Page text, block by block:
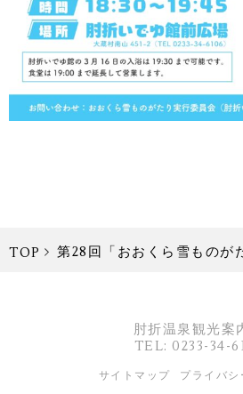
TOP 第28回「おおくら雪ものが
肘折温泉観光案
TEL: 0233-34-
サイトマップ
プライバシ